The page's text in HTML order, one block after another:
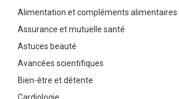
Alimentation et compléments alimentaires
Assurance et mutuelle santé
Astuces beauté
Avancées scientifiques
Bien-être et détente